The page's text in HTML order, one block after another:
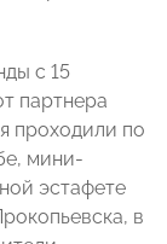
с 15
партнера
проходили по
мини-
эстафете
в